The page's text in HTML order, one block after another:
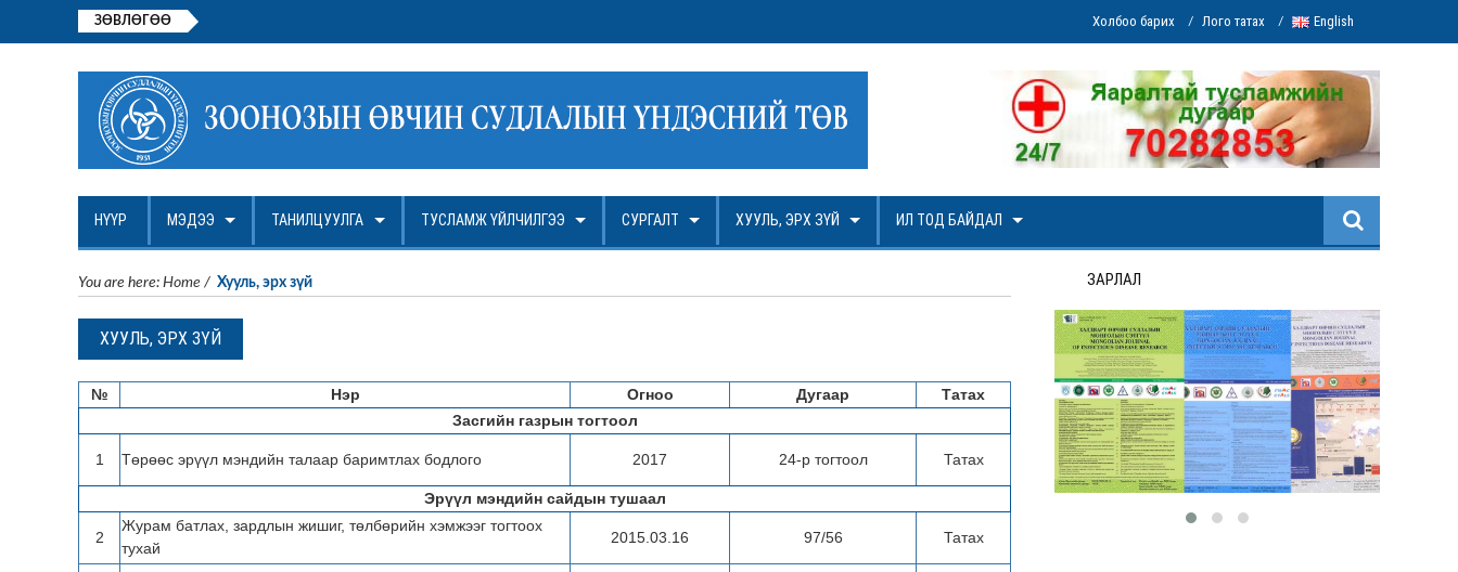
ЗӨВЛӨГӨӨ Холбоо барих / Лого татах / English
НҮҮР МЭДЭЭ ТАНИЛЦУУЛГА ТУСЛАМЖ ҮЙЛЧИЛГЭЭ СУРГАЛТ ХУУЛЬ, ЭРХ ЗҮЙ ИЛ ТОД БАЙДАЛ
You are here: Home / Хууль, эрх зүй
ХУУЛЬ, ЭРХ ЗҮЙ
№ Нэр Огноо Дугаар
Татах
Засгийн газрын тогтоол
1 Төрөөс эрүүл мэндийн талаар баримтлах бодлого 2017 24-р тогтоол Татах
Эрүүл мэндийн сайдын тушаал
2
Журам батлах, зардлын жишиг, төлбөрийн хэмжээг тогтоох
тухай
2015.03.16 97/56 Татах
ЗАРЛАЛ